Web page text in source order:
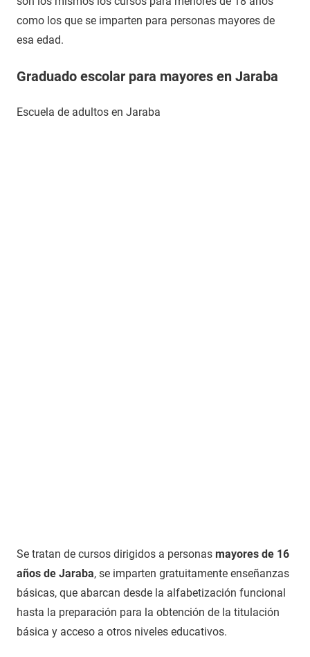
como los que se imparten para personas mayores de
esa edad.
Graduado escolar para mayores en Jaraba
Escuela de adultos en Jaraba
Se tratan de cursos dirigidos a personas mayores de 16
años de Jaraba, se imparten gratuitamente enseñanzas
básicas, que abarcan desde la alfabetización funcional
hasta la preparación para la obtención de la titulación
básica y acceso a otros niveles educativos.